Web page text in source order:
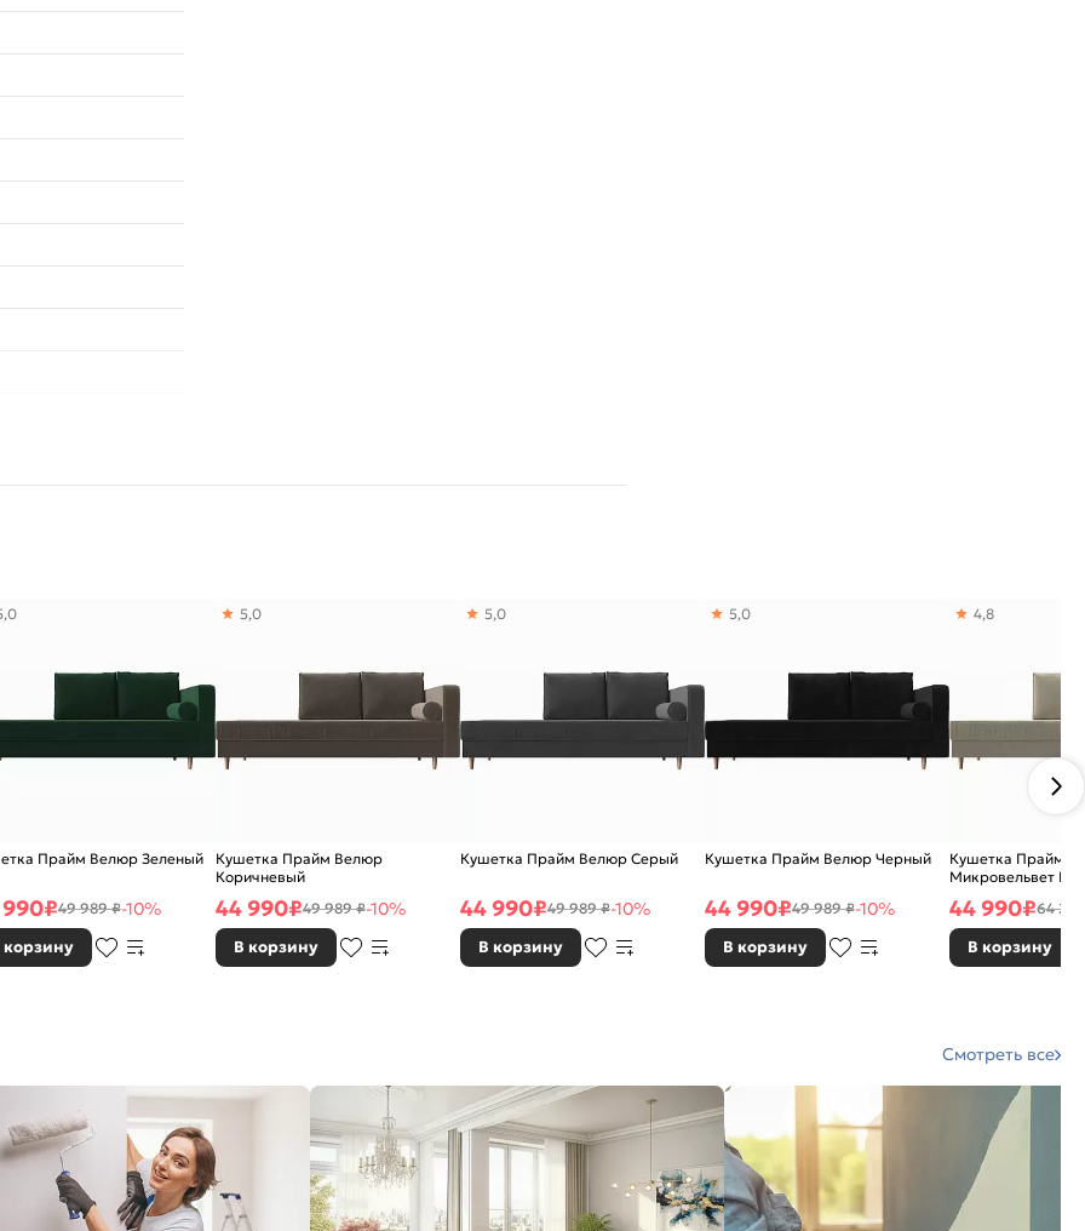
Прайм Велюр Зеленый
₽49 989 ₽-10%
корзину
Кушетка Прайм Велюр
Коричневый
5,0
44 990₽49 989 ₽-10%
В корзину
Кушетка Прайм Велюр Серый
5,0
44 990₽49 989 ₽-10%
В корзину
Кушетка Прайм Велюр Черный
5,0
44 990₽49 989 ₽-10%
В корзину
Кушетка Прайм
Микровельвет
4,8
44 990₽64 271
В корзину
Смотреть все